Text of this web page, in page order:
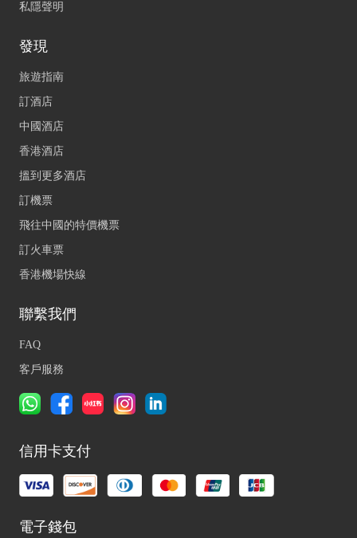
私隱聲明
發現
旅遊指南
訂酒店
中國酒店
香港酒店
搵到更多酒店
訂機票
飛往中國的特價機票
訂火車票
香港機場快線
聯繫我們
FAQ
客戶服務
信用卡支付
電子錢包